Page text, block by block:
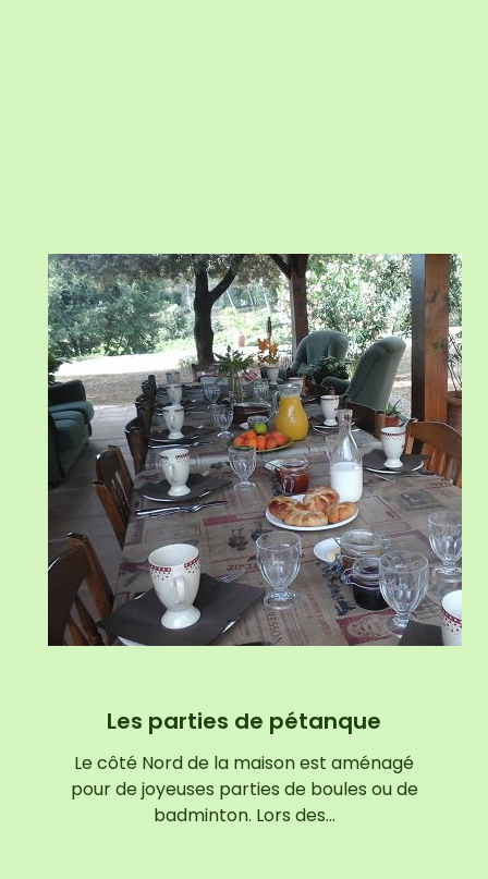
Les parties de pétanque
Le côté Nord de la maison est aménagé
pour de joyeuses parties de boules ou de
badminton. Lors des…